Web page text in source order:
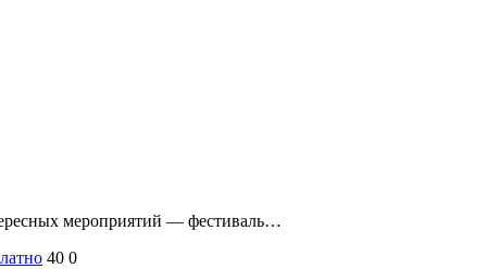
мероприятий — фестиваль…
40 0